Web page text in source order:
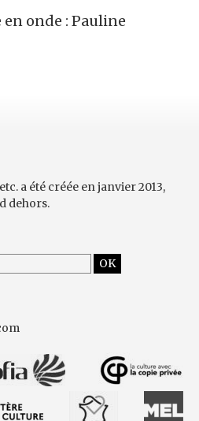
onde : Pauline
a été créée en janvier 2013,
dehors.